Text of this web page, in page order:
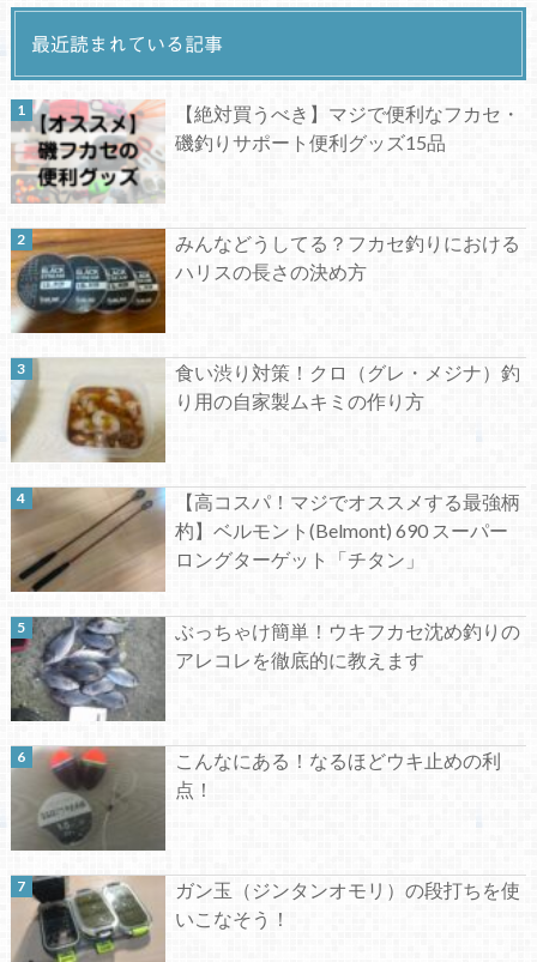
最近読まれている記事
【絶対買うべき】マジで便利なフカセ・
磯釣りサポート便利グッズ15品
みんなどうしてる？フカセ釣りにおける
ハリスの長さの決め方
食い渋り対策！クロ（グレ・メジナ）釣
り用の自家製ムキミの作り方
【高コスパ！マジでオススメする最強柄
杓】ベルモント(Belmont) 690 スーパー
ロングターゲット「チタン」
ぶっちゃけ簡単！ウキフカセ沈め釣りの
アレコレを徹底的に教えます
こんなにある！なるほどウキ止めの利
点！
ガン玉（ジンタンオモリ）の段打ちを使
いこなそう！